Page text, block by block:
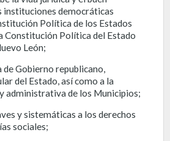
instituciones democráticas
Política de los Estados
Constitución Política del Estado
León;
Gobierno republicano,
del Estado, así como a la
administrativa de los Municipios;
y sistemáticas a los derechos
sociales;